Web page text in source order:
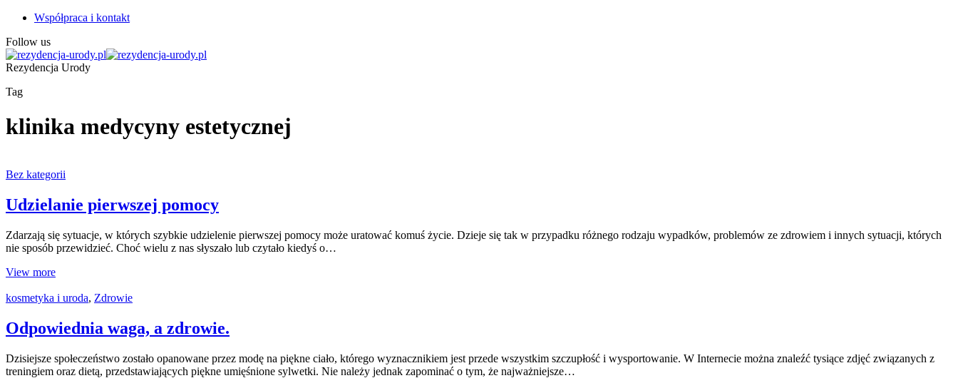
Współpraca i kontakt
Follow us
Rezydencja Urody
Tag
klinika medycyny estetycznej
Bez kategorii
Udzielanie pierwszej pomocy
Zdarzają się sytuacje, w których szybkie udzielenie pierwszej pomocy może uratować komuś życie. Dzieje się tak w przypadku różnego rodzaju wypadków, problemów ze zdrowiem i innych sytuacji, których
nie sposób przewidzieć. Choć wielu z nas słyszało lub czytało kiedyś o…
View more
kosmetyka i uroda, Zdrowie
Odpowiednia waga, a zdrowie.
Dzisiejsze społeczeństwo zostało opanowane przez modę na piękne ciało, którego wyznacznikiem jest przede wszystkim szczupłość i wysportowanie. W Internecie można znaleźć tysiące zdjęć związanych z
treningiem oraz dietą, przedstawiających piękne umięśnione sylwetki. Nie należy jednak zapominać o tym, że najważniejsze…